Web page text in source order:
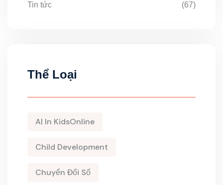
Tin tức (67)
Thể Loại
AI In KidsOnline
Child Development
Chuyển Đổi Số